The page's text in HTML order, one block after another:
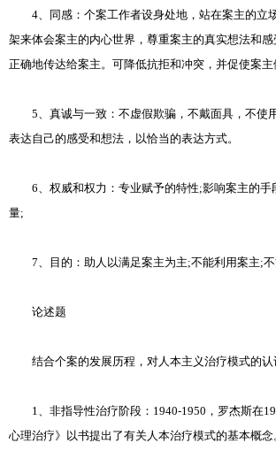
4、同感：个案工作者设身处地，站在案主的立
架来体会案主的内心世界，尊重案主的真实想法和
正确地传达给案主。可降低抗拒和冲突，并促使案主
5、真诚与一致：不虚假欺骗，不戴面具，不使
表达自己的感受和想法，以恰当的表达方式。
6、权威和权力：专业赋予的特性;影响案主的手
量;
7、目的：助人以满足案主为主;不能利用案主;不
论述题
结合个案的发展历程，对人本主义治疗模式的认
1、非指导性治疗阶段：1940-1950，罗杰斯在
心理治疗》以书提出了有关人本治疗模式的基本概念